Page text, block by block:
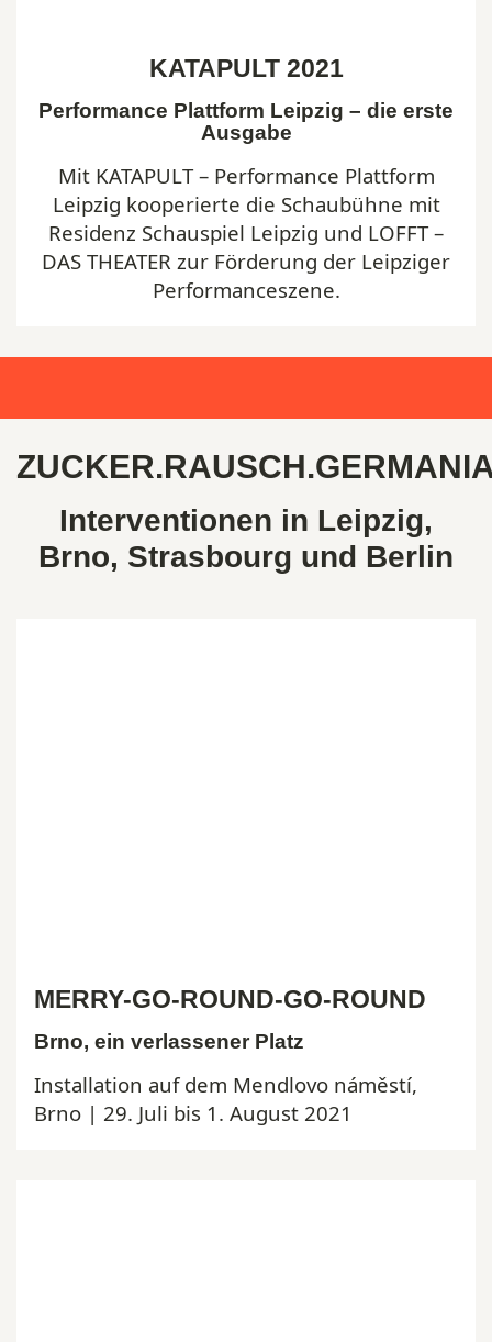
KATAPULT 2021
Performance Plattform Leipzig – die erste
Ausgabe
Mit KATAPULT – Performance Plattform
Leipzig kooperierte die Schaubühne mit
Residenz Schauspiel Leipzig und LOFFT –
DAS THEATER zur Förderung der Leipziger
Performanceszene.
Interventionen in Leipzig,
Brno, Strasbourg und Berlin
MERRY-GO-ROUND-GO-ROUND
Brno, ein verlassener Platz
Installation auf dem Mendlovo náměstí,
Brno | 29. Juli bis 1. August 2021